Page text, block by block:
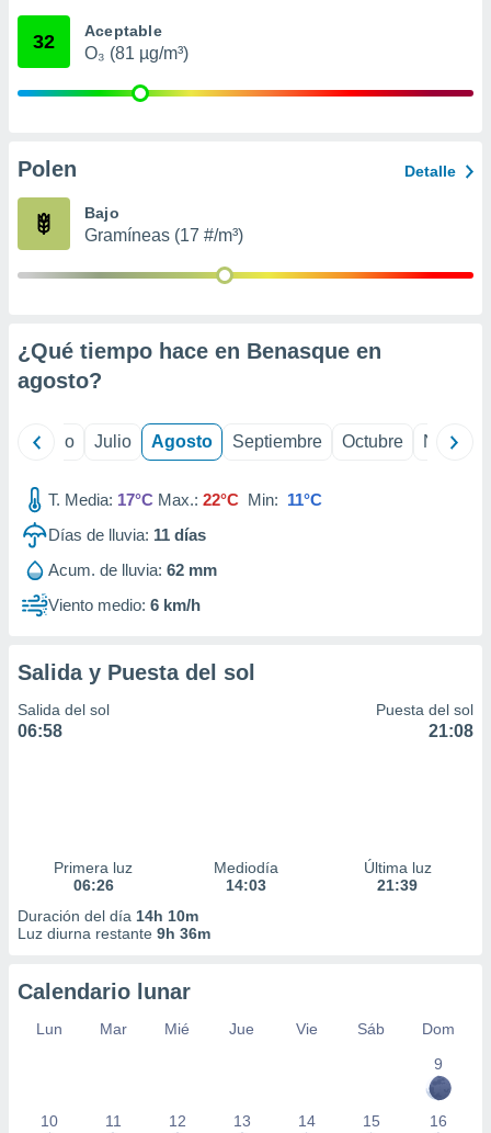
mediante
publicidad
de
32 Aceptable
O₃ (81 µg/m³)
Polen Detalle
Bajo
Gramíneas (17 #/m³)
¿Qué tiempo hace en Benasque en
agosto?
Junio Julio Agosto Septiembre Octubre
T. Media: 17°C Max.: 22°C Min: 11°C
Días de lluvia: 11 días
Acum. de lluvia: 62 mm
Viento medio: 6 km/h
Salida y Puesta del sol
Salida del sol
06:58
Puesta del sol
21:08
Primera luz
06:26
Mediodía
14:03
Última luz
21:39
Duración del día 14h 10m
Luz diurna restante 9h 36m
Calendario lunar
Lun Mar Mié Jue Vie Sáb
Dom
9
10 11 12 13 14 15 16